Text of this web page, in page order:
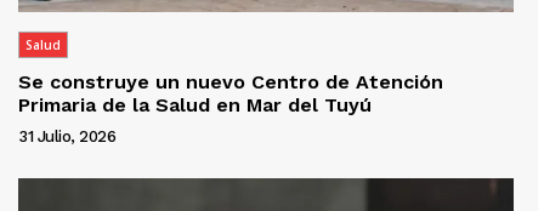
Salud
Se construye un nuevo Centro de Atención
Primaria de la Salud en Mar del Tuyú
31 Julio, 2026